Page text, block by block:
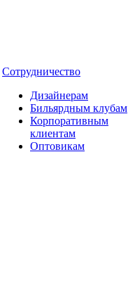
Сотрудничество
Дизайнерам
Бильярдным клубам
Корпоративным
клиентам
Оптовикам